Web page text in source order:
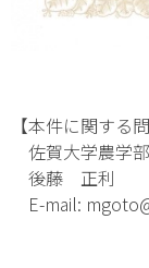
【本件に関する
佐賀大学農学
後藤 正利
E-mail: